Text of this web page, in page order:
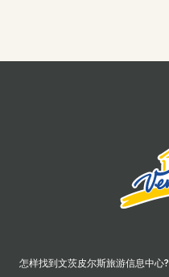
怎样找到文茨皮尔斯旅游信息中心?